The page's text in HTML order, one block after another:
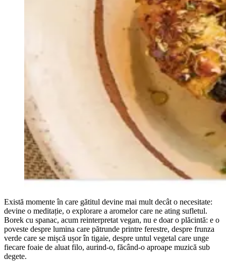
Există momente în care gătitul devine mai mult decât o necesitate:
devine o meditație, o explorare a aromelor care ne ating sufletul.
Borek cu spanac, acum reinterpretat vegan, nu e doar o plăcintă: e o
poveste despre lumina care pătrunde printre ferestre, despre frunza
verde care se mișcă ușor în tigaie, despre untul vegetal care unge
fiecare foaie de aluat filo, aurind-o, făcând-o aproape muzică sub
degete.